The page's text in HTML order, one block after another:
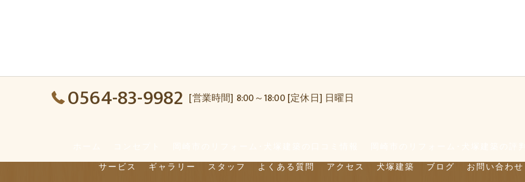
0564-83-9982 [営業時間] 8:00～18:00 [定休日] 日曜日
サービス
ギャラリー スタッフ よくある質問 アクセス 犬塚建築 ブログ お問い合わせ